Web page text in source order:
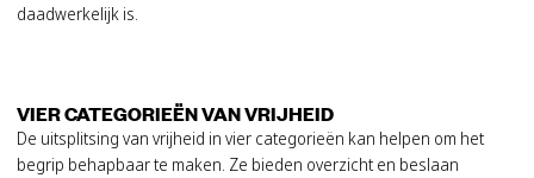
daadwerkelijk is.
VIER CATEGORIEËN VAN VRIJHEID
De uitsplitsing van vrijheid in vier categorieën kan helpen om het
begrip behapbaar te maken. Ze bieden overzicht en beslaan